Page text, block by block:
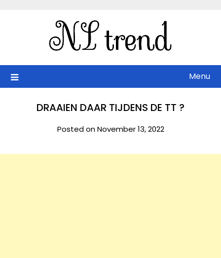
Menu
DRAAIEN DAAR TIJDENS DE TT ?
Posted on November 13, 2022